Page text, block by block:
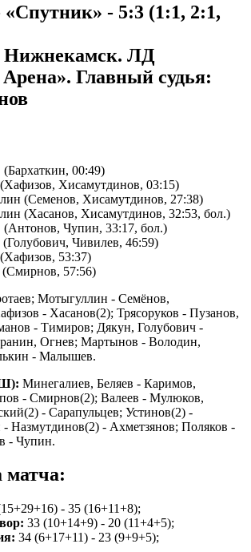
«Спутник» - 5:3 (1:1, 2:1,
Нижнекамск. ЛД
Главный судья:
00:49)
Хисамутдинов, 03:15)
(Семенов, Хисамутдинов, 27:38)
(Хасанов, Хисамутдинов, 32:53, бол.)
Чупин, 33:17, бол.)
Чивилев, 46:59)
53:37)
57:56)
Мотыгуллин - Семёнов,
- Хасанов(2); Трясоруков - Пузанов,
- Тимиров; Дякун, Голубович -
Огнев; Мартынов - Володин,
- Малышев.
Минегалиев, Беляев - Каримов,
- Смирнов(2); Валеев - Мулюков,
- Сарапульцев; Устинов(2) -
Назмутдинов(2) - Ахметзянов; Поляков -
- Чупин.
матча:
- 35 (16+11+8);
33 (10+14+9) - 20 (11+4+5);
34 (6+17+11) - 23 (9+9+5);